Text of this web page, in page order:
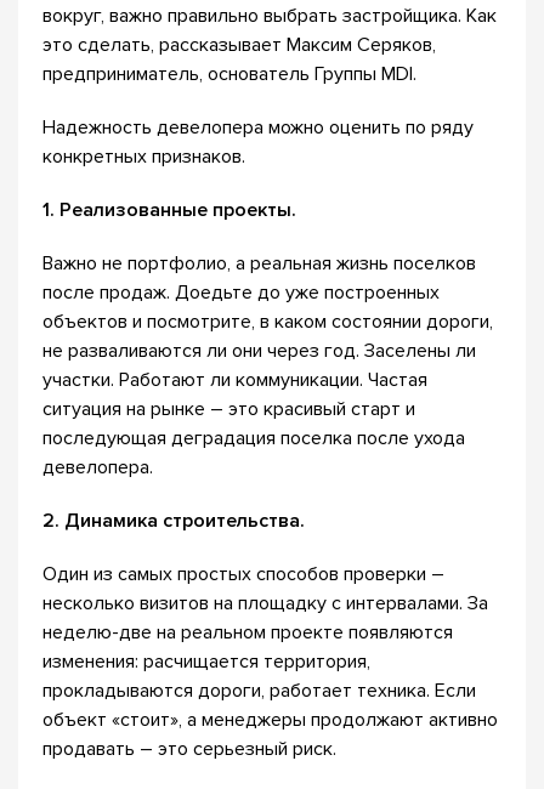
вокруг, важно правильно выбрать застройщика. Как
это сделать, рассказывает Максим Серяков,
предприниматель, основатель Группы MDI.
Надежность девелопера можно оценить по ряду
конкретных признаков.
1. Реализованные проекты.
Важно не портфолио, а реальная жизнь поселков
после продаж. Доедьте до уже построенных
объектов и посмотрите, в каком состоянии дороги,
не разваливаются ли они через год. Заселены ли
участки. Работают ли коммуникации. Частая
ситуация на рынке – это красивый старт и
последующая деградация поселка после ухода
девелопера.
2. Динамика строительства.
Один из самых простых способов проверки –
несколько визитов на площадку с интервалами. За
неделю-две на реальном проекте появляются
изменения: расчищается территория,
прокладываются дороги, работает техника. Если
объект «стоит», а менеджеры продолжают активно
продавать – это серьезный риск.